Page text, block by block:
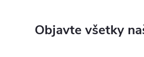
Objavte všetky